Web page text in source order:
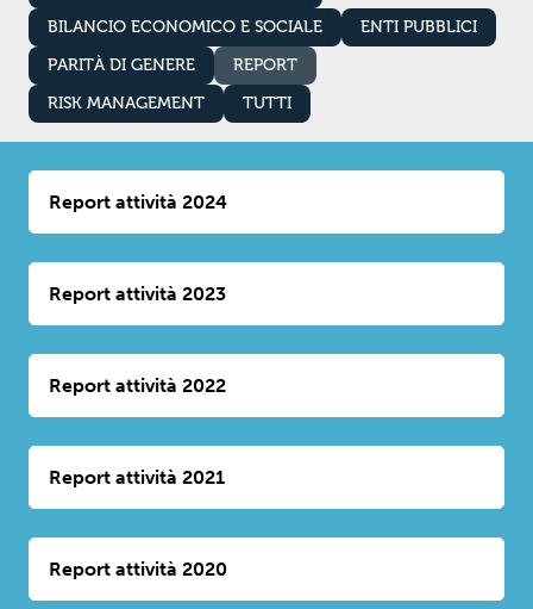
BILANCIO ECONOMICO E SOCIALE
ENTI PUBBLICI
PARITÀ DI GENERE
REPORT
RISK MANAGEMENT
TUTTI
Report attività 2024
Report attività 2023
Report attività 2022
Report attività 2021
Report attività 2020